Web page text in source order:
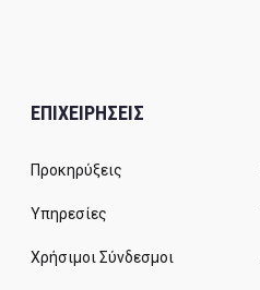
ΕΠΙΧΕΙΡΗΣΕΙΣ
Προκηρύξεις
Υπηρεσίες
Χρήσιμοι Σύνδεσμοι